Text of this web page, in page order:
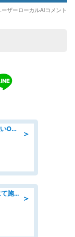
＞
マシンオペレーター/未経験OK/日払いOK/交替制/20・30・40代活躍中/製造 工場
＞
工事・土木施工管理/総合技術商社にて施工管理のお仕事/即日勤務可/車通勤可/工事・土木施工管理/生産・品質管理